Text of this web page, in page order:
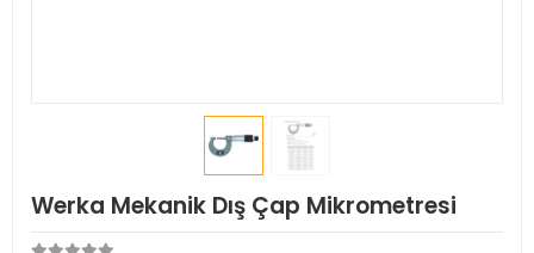
Werka Mekanik Dış Çap Mikrometresi